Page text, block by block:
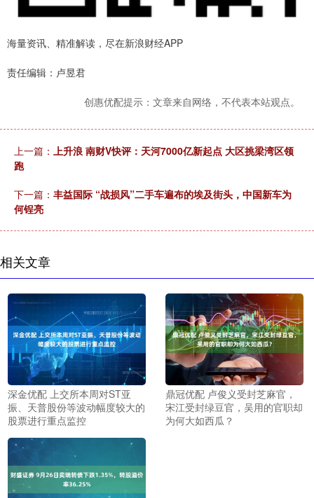
海量资讯、精准解读，尽在新浪财经APP
责任编辑：卢昱君
创惠优配提示：文章来自网络，不代表本站观点。
上一篇： 上升浪 南财V快评：天河7000亿新起点 大区挑梁湾区领
跑
下一篇： 丰益国际 “战损风”二手车遍布的埃及街头，中国新车为
何锃亮
相关文章
深金优配 上交所本周对ST亚
振、天普股份等波动幅度较大的
股票进行重点监控
鼎冠优配 卢俊义受封芝麻官，
宋江受封绿豆官，吴用的官职却
为何大如西瓜？